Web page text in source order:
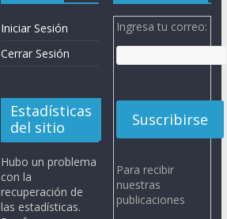
Iniciar Sesión
Cerrar Sesión
Estadísticas
del sitio
Hubo un problema
con la
recuperación de
las estadísticas.
Ingresa tu correo:
Para recibir
nuestras
publicaciones